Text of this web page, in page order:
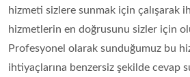
hizmeti sizlere sunmak için çalışarak
hizmetlerin en doğrusunu sizler için
Profesyonel olarak sunduğumuz bu
ihtiyaçlarına benzersiz şekilde cevap